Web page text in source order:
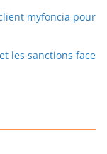
myfoncia pour
les sanctions face